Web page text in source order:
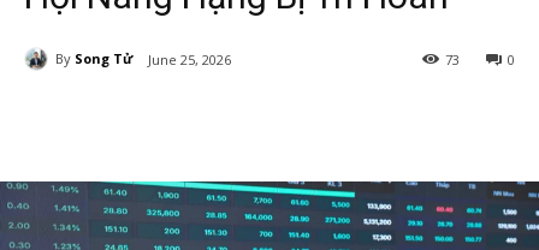
By Song Tử June 25, 2026 0
73